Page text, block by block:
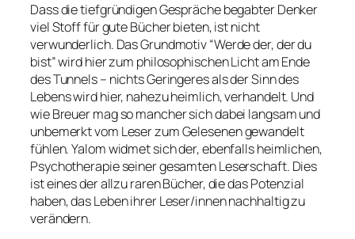
Dass die tiefgründigen Gespräche begabter Denker
viel Stoff für gute Bücher bieten, ist nicht
verwunderlich. Das Grundmotiv “Werde der, der du
bist” wird hier zum philosophischen Licht am Ende
des Tunnels – nichts Geringeres als der Sinn des
Lebens wird hier, nahezu heimlich, verhandelt. Und
wie Breuer mag so mancher sich dabei langsam und
unbemerkt vom Leser zum Gelesenen gewandelt
fühlen. Yalom widmet sich der, ebenfalls heimlichen,
Psychotherapie seiner gesamten Leserschaft. Dies
ist eines der allzu raren Bücher, die das Potenzial
haben, das Leben ihrer Leser/innen nachhaltig zu
verändern.